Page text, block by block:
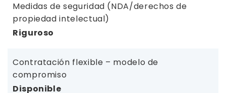
Medidas de seguridad (NDA/derechos de
propiedad intelectual)
Riguroso
Contratación flexible – modelo de
compromiso
Disponible